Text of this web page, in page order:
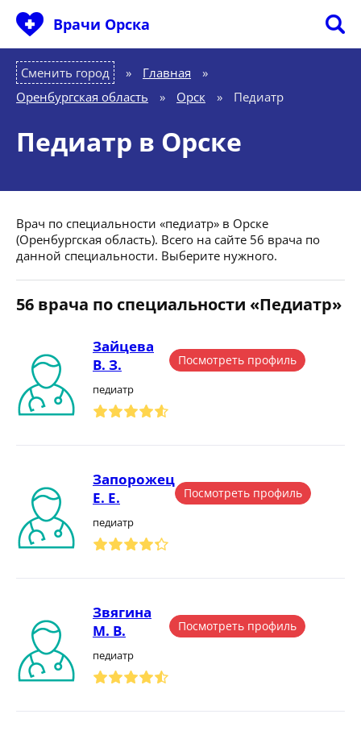
Врачи Орска
Сменить город Главная
»
Оренбургская область
» Орск » Педиатр
Педиатр в Орске
Врач по специальности «педиатр» в Орске
(Оренбургская область). Всего на сайте 56 врача по
данной специальности. Выберите нужного.
56 врача по специальности «Педиатр»
Зайцева
В. З.
педиатр
Посмотреть профиль
Запорожец
Е. Е.
педиатр
Посмотреть профиль
Звягина
М. В.
педиатр
Посмотреть профиль